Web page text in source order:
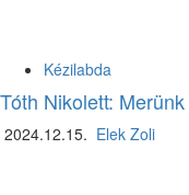
Kézilabda
Tóth Nikolett:
2024.12.15. Elek Zoli